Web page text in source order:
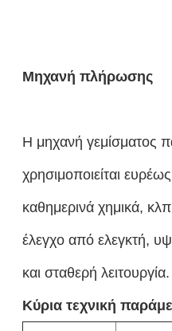
Μηχανή πλήρωσης
Η μηχανή γεμίσματος
χρησιμοποιείται
καθημερινά χημικά,
έλεγχο από ελεγκτή,
και σταθερή λειτουργία.
Κύρια τεχνική